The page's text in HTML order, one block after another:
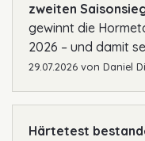
zweiten
gewinnt die
2026 – und damit
29.07.2026 von Daniel
Härtetest